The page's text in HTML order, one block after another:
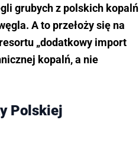
grubych z polskich kopalń
A to przełoży się na
„dodatkowy import
kopalń, a nie
Polskiej